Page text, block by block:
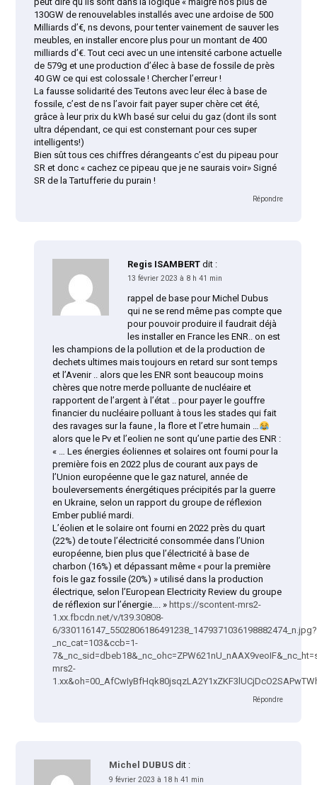
130GW de renouvelables installés avec une ardoise de 500
Milliards d’€, ns devons, pour tenter vainement de sauver les
meubles, en installer encore plus pour un montant de 400
milliards d’€. Tout ceci avec un une intensité carbone actuelle
de 579g et une production d’élec à base de fossile de près
40 GW ce qui est colossale ! Chercher l’erreur !
La fausse solidarité des Teutons avec leur élec à base de
fossile, c’est de ns l’avoir fait payer super chère cet été,
grâce à leur prix du kWh basé sur celui du gaz (dont ils sont
ultra dépendant, ce qui est consternant pour ces super
intelligents!)
Bien sût tous ces chiffres dérangeants c’est du pipeau pour
SR et donc « cachez ce pipeau que je ne saurais voir» Signé
SR de la Tartufferie du purain !
Répondre
Regis ISAMBERT dit :
13 février 2023 à 8 h 41 min
rappel de base pour Michel Dubus
qui ne se rend même pas compte que
pour pouvoir produire il faudrait déjà
les installer en France les ENR.. on est
les champions de la pollution et de la production de
dechets ultimes mais toujours en retard sur sont temps
et l’Avenir .. alors que les ENR sont beaucoup moins
chères que notre merde polluante de nucléaire et
rapportent de l’argent à l’état .. pour payer le gouffre
financier du nucléaire polluant à tous les stades qui fait
des ravages sur la faune , la flore et l’etre humain …
alors que le Pv et l’eolien ne sont qu’une partie des ENR :
« … Les énergies éoliennes et solaires ont fourni pour la
première fois en 2022 plus de courant aux pays de
l’Union européenne que le gaz naturel, année de
bouleversements énergétiques précipités par la guerre
en Ukraine, selon un rapport du groupe de réflexion
Ember publié mardi.
L’éolien et le solaire ont fourni en 2022 près du quart
(22%) de toute l’électricité consommée dans l’Union
européenne, bien plus que l’électricité à base de
charbon (16%) et dépassant même « pour la première
fois le gaz fossile (20%) » utilisé dans la production
électrique, selon l’European Electricity Review du groupe
de réflexion sur l’énergie…. » https://scontent-mrs2-
1.xx.fbcdn.net/v/t39.30808-
6/330116147_5502806186491238_1479371036198882474_n.jpg?
_nc_cat=103&ccb=1-
mrs2-
Répondre
Michel DUBUS dit :
9 février 2023 à 18 h 41 min